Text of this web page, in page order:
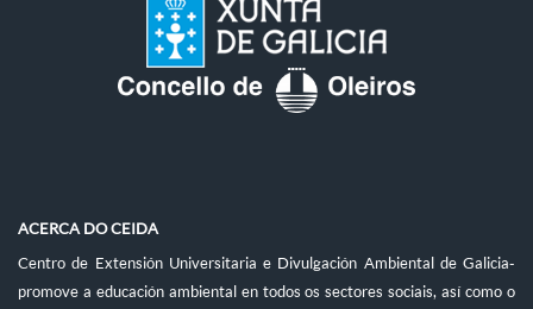
ACERCA DO CEIDA
Centro de Extensión Universitaria e Divulgación Ambiental de Galicia-
promove a educación ambiental en todos os sectores sociais, así como o